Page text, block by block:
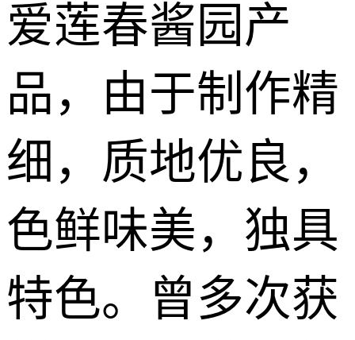
爱莲春酱园产
品，由于制作精
细，质地优良，
色鲜味美，独具
特色。曾多次获